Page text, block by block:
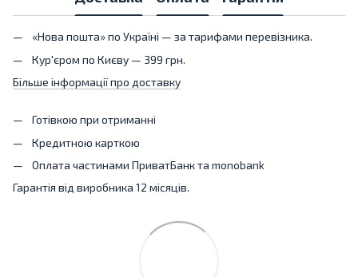
«Нова пошта» по Україні — за тарифами перевізника.
Кур'єром по Києву — 399 грн.
Більше інформації про доставку
Готівкою при отриманні
Кредитною карткою
Оплата частинами ПриватБанк та monobank
Гарантія від виробника 12 місяців.